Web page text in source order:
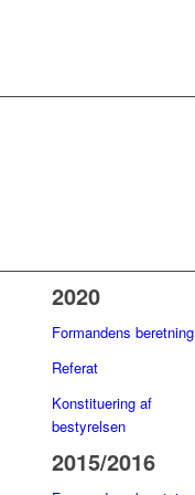
2020
Formandens beretning
Referat
Konstituering af
bestyrelsen
2015/2016